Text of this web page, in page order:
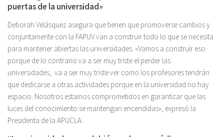
puertas de la universidad»
Deborah Velásquez asegura que tienen que promoverse cambios y
conjuntamente con la FAPUV van a construir todo lo que se necesita
para mantener abiertas las universidades. «Vamos a construir eso
porque de lo contrario va a ser muy triste el perder las
universidades, va a ser muy triste ver como los profesores tendrán
que dedicarse a otras actividades porque en la universidad no hay
espacio. Nosotros estamos comprometidos en garantizar que las
luces del conocimiento se mantengan encendidas», expresó la
Presidenta de la APUCLA.